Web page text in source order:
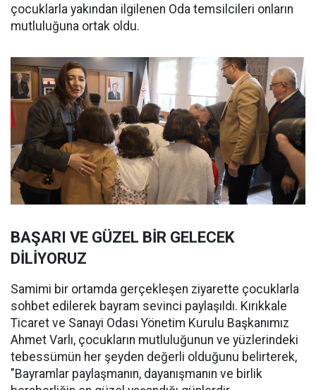
çocuklarla yakından ilgilenen Oda temsilcileri onların
mutluluğuna ortak oldu.
BAŞARI VE GÜZEL BİR GELECEK
DİLİYORUZ
Samimi bir ortamda gerçekleşen ziyarette çocuklarla
sohbet edilerek bayram sevinci paylaşıldı. Kırıkkale
Ticaret ve Sanayi Odası Yönetim Kurulu Başkanımız
Ahmet Varlı, çocukların mutluluğunun ve yüzlerindeki
tebessümün her şeyden değerli olduğunu belirterek,
"Bayramlar paylaşmanın, dayanışmanın ve birlik